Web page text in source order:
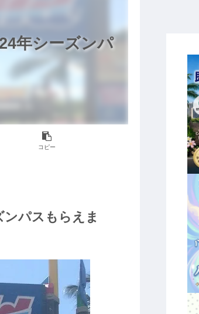
年シーズンパ
コピー
パスもらえま